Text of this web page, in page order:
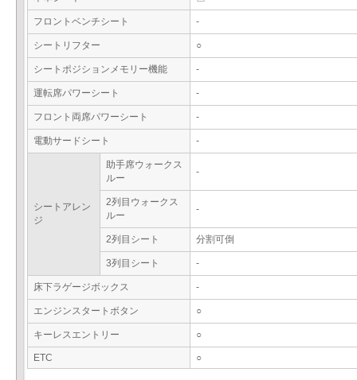
フロントベンチシート -
シートリフター ○
シートポジションメモリー機能 -
運転席パワーシート -
フロント両席パワーシート -
電動サードシート -
シートアレン
ジ
助手席ウォークス
ルー
-
2列目ウォークス
ルー
-
2列目シート 分割可倒
3列目シート -
床下ラゲージボックス -
エンジンスタートボタン ○
キーレスエントリー ○
ETC ○